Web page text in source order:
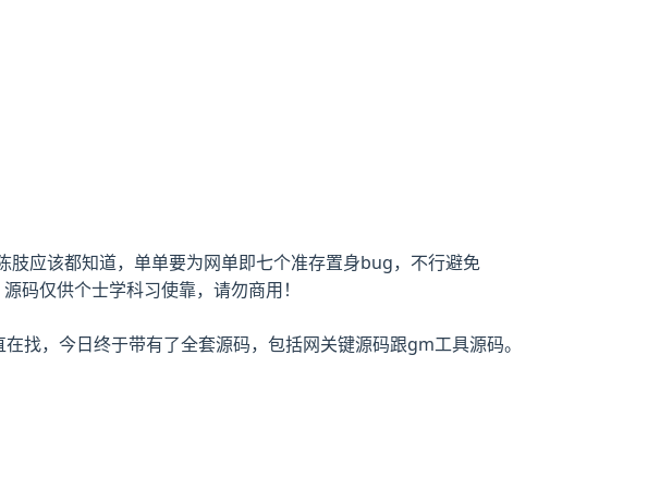
应该都知道，单单要为网单即七个准存置身bug，不行避免
码仅供个士学科习使靠，请勿商用！
找，今日终于带有了全套源码，包括网关键源码跟gm工具源码。